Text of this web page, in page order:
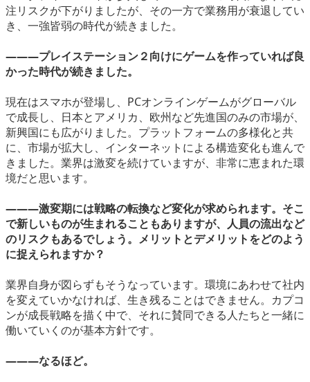
注リスクが下がりましたが、その一方で業務用が衰退してい
き、一強皆弱の時代が続きました。
―――プレイステーション２向けにゲームを作っていれば良
かった時代が続きました。
現在はスマホが登場し、PCオンラインゲームがグローバル
で成長し、日本とアメリカ、欧州など先進国のみの市場が、
新興国にも広がりました。プラットフォームの多様化と共
に、市場が拡大し、インターネットによる構造変化も進んで
きました。業界は激変を続けていますが、非常に恵まれた環
境だと思います。
―――激変期には戦略の転換など変化が求められます。そこ
で新しいものが生まれることもありますが、人員の流出など
のリスクもあるでしょう。メリットとデメリットをどのよう
に捉えられますか？
業界自身が図らずもそうなっています。環境にあわせて社内
を変えていかなければ、生き残ることはできません。カプコ
ンが成長戦略を描く中で、それに賛同できる人たちと一緒に
働いていくのが基本方針です。
―――なるほど。